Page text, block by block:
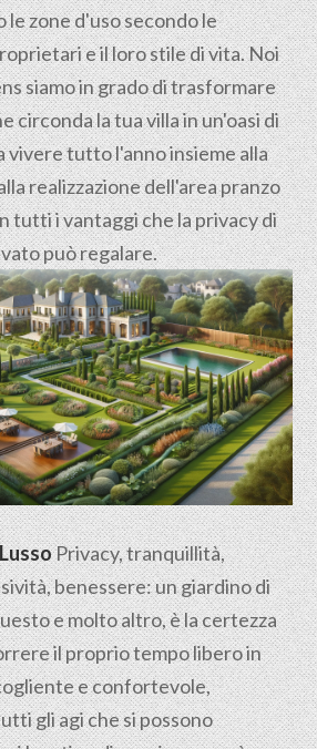
zone d'uso secondo le
e il loro stile di vita. Noi
siamo in grado di trasformare
circonda la tua villa in un'oasi di
vivere tutto l'anno insieme alla
realizzazione dell'area pranzo
tutti i vantaggi che la privacy di
può regalare.
Privacy, tranquillità,
benessere: un giardino di
e molto altro, è la certezza
il proprio tempo libero in
e confortevole,
gli agi che si possono